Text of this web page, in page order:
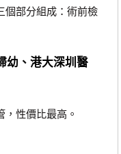
個部分組成：術前檢
幼、港大深圳醫
性價比最高。